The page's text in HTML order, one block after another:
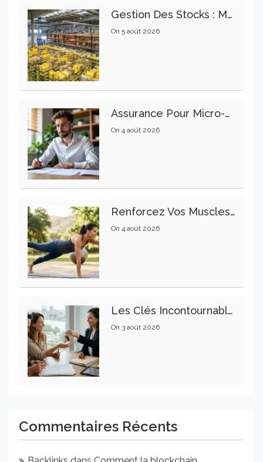
Gestion Des Stocks : Meilleures Pratiques Intralogistiques
On 5 août 2026
Assurance Pour Micro-Entrepreneur : Les Garanties Essentielles À Connaître
On 4 août 2026
Renforcez Vos Muscles Profonds Pour Apaiser Votre Mal De Dos
On 4 août 2026
Les Clés Incontournables Pour Réussir Vos Transactions Immobilières
On 3 août 2026
Commentaires Récents